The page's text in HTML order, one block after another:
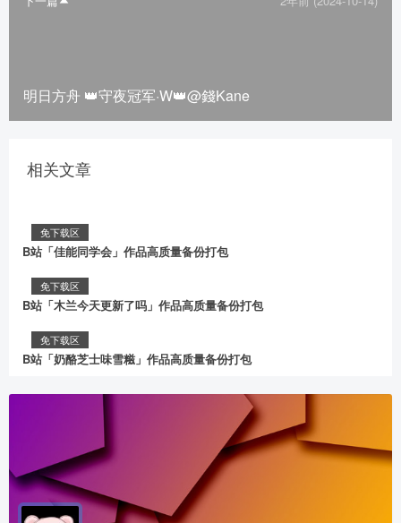
明日方舟 👑守夜冠军·W👑@錢Kane
相关文章
免下载区
B站「佳能同学会」作品高质量备份打包
免下载区
B站「木兰今天更新了吗」作品高质量备份打包
免下载区
B站「奶酪芝士味雪糍」作品高质量备份打包